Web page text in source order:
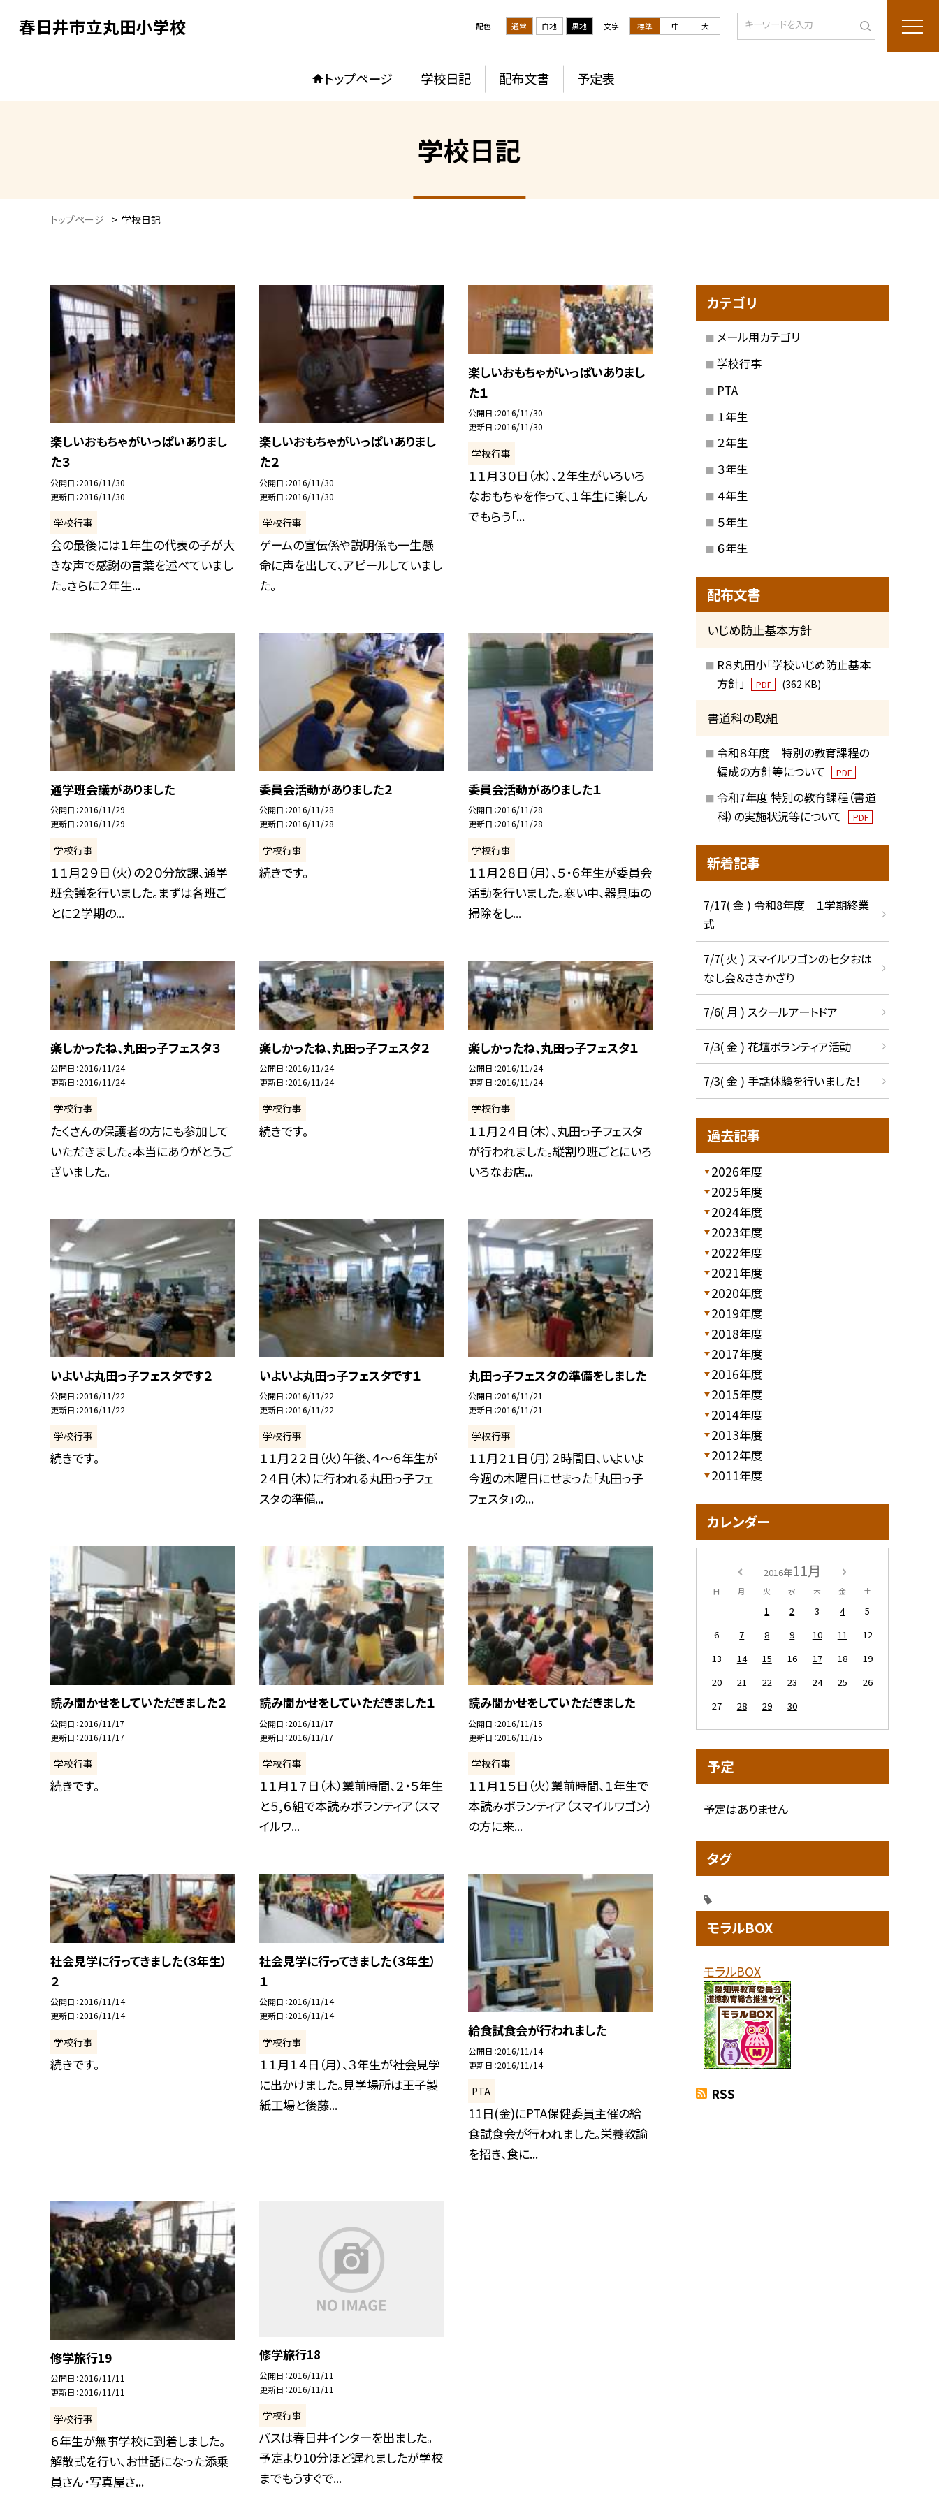
春日井市立丸田小学校 配色 通常 白地 黒地 文字 標準 中 大
トップページ 学校日記 配布文書 予定表
学校日記
トップページ > 学校日記
楽しいおもちゃがいっぱいありまし
た３
公開日 2016/11/30
更新日 2016/11/30
学校行事
会の最後には１年生の代表の子が大
きな声で感謝の言葉を述べていまし
た。さらに２年生...
楽しいおもちゃがいっぱいありまし
た２
公開日 2016/11/30
更新日 2016/11/30
学校行事
ゲームの宣伝係や説明係も一生懸
命に声を出して、アピールしていまし
た。
楽しいおもちゃがいっぱいありまし
た１
公開日 2016/11/30
更新日 2016/11/30
学校行事
１１月３０日（水）、２年生がいろいろ
なおもちゃを作って、１年生に楽しん
でもらう「...
通学班会議がありました
公開日 2016/11/29
更新日 2016/11/29
学校行事
１１月２９日（火）の２０分放課、通学
班会議を行いました。まずは各班ご
とに２学期の...
委員会活動がありました２
公開日 2016/11/28
更新日 2016/11/28
学校行事
続きです。
委員会活動がありました１
公開日 2016/11/28
更新日 2016/11/28
学校行事
１１月２８日（月）、５・６年生が委員会
活動を行いました。寒い中、器具庫の
掃除をし...
楽しかったね、丸田っ子フェスタ３
公開日 2016/11/24
更新日 2016/11/24
学校行事
たくさんの保護者の方にも参加して
いただきました。本当にありがとうご
ざいました。
楽しかったね、丸田っ子フェスタ２
公開日 2016/11/24
更新日 2016/11/24
学校行事
続きです。
楽しかったね、丸田っ子フェスタ１
公開日 2016/11/24
更新日 2016/11/24
学校行事
１１月２４日（木）、丸田っ子フェスタ
が行われました。縦割り班ごとにいろ
いろなお店...
いよいよ丸田っ子フェスタです２
公開日 2016/11/22
更新日 2016/11/22
学校行事
続きです。
いよいよ丸田っ子フェスタです１
公開日 2016/11/22
更新日 2016/11/22
学校行事
１１月２２日（火）午後、４〜６年生が
２４日（木）に行われる丸田っ子フェ
スタの準備...
丸田っ子フェスタの準備をしました
公開日 2016/11/21
更新日 2016/11/21
学校行事
１１月２１日（月）２時間目、いよいよ
今週の木曜日にせまった「丸田っ子
フェスタ」の...
読み聞かせをしていただきました２
公開日 2016/11/17
更新日 2016/11/17
学校行事
続きです。
読み聞かせをしていただきました１
公開日 2016/11/17
更新日 2016/11/17
学校行事
１１月１７日（木）業前時間、２・５年生
と５,６組で本読みボランティア（スマ
イルワ...
読み聞かせをしていただきました
公開日 2016/11/15
更新日 2016/11/15
学校行事
１１月１５日（火）業前時間、１年生で
本読みボランティア（スマイルワゴン）
の方に来...
社会見学に行ってきました（３年生）
２
公開日 2016/11/14
更新日 2016/11/14
学校行事
続きです。
社会見学に行ってきました（３年生）
１
公開日 2016/11/14
更新日 2016/11/14
学校行事
１１月１４日（月）、３年生が社会見学
に出かけました。見学場所は王子製
紙工場と後藤...
給食試食会が行われました
公開日 2016/11/14
更新日 2016/11/14
PTA
11日(金)にPTA保健委員主催の給
食試食会が行われました。栄養教諭
を招き、食に...
修学旅行19
公開日 2016/11/11
更新日 2016/11/11
学校行事
６年生が無事学校に到着しました。
解散式を行い、お世話になった添乗
員さん・写真屋さ...
修学旅行18
公開日 2016/11/11
更新日 2016/11/11
学校行事
バスは春日井インターを出ました。
予定より10分ほど遅れましたが学校
までもうすぐで...
カテゴリ
メール用カテゴリ
学校行事
PTA
１年生
２年生
３年生
４年生
５年生
６年生
配布文書
いじめ防止基本方針
R８丸田小「学校いじめ防止基本
方針」
PDF (362 KB)
書道科の取組
令和８年度 特別の教育課程の
編成の方針等について
PDF
令和7年度 特別の教育課程（書道
科）の実施状況等について
PDF
新着記事
7/17( 金 ) 令和8年度 １学期終業
式
7/7( 火 ) スマイルワゴンの七夕おは
なし会＆ささかざり
7/6( 月 ) スクールアートドア
7/3( 金 ) 花壇ボランティア活動
7/3( 金 ) 手話体験を行いました！
過去記事
2026年度
2025年度
2024年度
2023年度
2022年度
2021年度
2020年度
2019年度
2018年度
2017年度
2016年度
2015年度
2014年度
2013年度
2012年度
2011年度
カレンダー
2016年11月
日 月 火 水 木 金 土
1 2 3 4
5
6
7 8 9 10 11
12
13
14 15 16 17 18
19
20
21 22 23 24 25
26
27
28 29 30
予定
予定はありません
タグ
モラルBOX
モラルBOX
RSS